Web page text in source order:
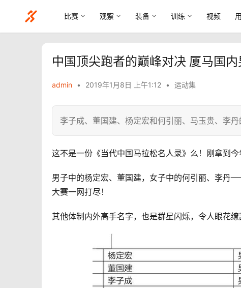
比赛 观察 装备 训练 视频
中国顶尖跑者的巅峰对决 厦马国
admin • 2019年1月8日 上午1:12 • 运动集
李子成、董国建、杨定宏和何引丽、马玉贵、李丹
这不是一份《当代中国马拉松名人录》么！刚拿到
男子中的杨定宏、董国建，女子中的何引丽、李丹
大赛一网打尽！
其他体制内外高手名字，也是群星闪烁，令人眼花缭